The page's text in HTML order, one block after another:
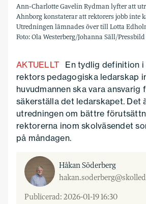
Ann-Charlotte Gavelin Rydman lyfter att
Ahnborg konstaterar att rektorers jobb inte
Utredningen lämnades över till Lotta
Foto: Ola Westerberg/Johanna Säll/Pressbild
AKTUELLT
En tydlig definition i
rektors pedagogiska ledarskap
huvudmannen ska vara ansvarig
säkerställa det ledarskapet. Det
utredningen om bättre
rektorerna inom skolväsendet
på måndagen.
Håkan Söderberg
Publicerad: 2026-01-19 16:30